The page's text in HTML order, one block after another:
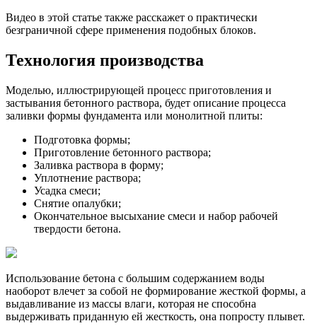
Видео в этой статье также расскажет о практически
безграничной сфере применения подобных блоков.
Технология производства
Моделью, иллюстрирующей процесс приготовления и
застывания бетонного раствора, будет описание процесса
заливки формы фундамента или монолитной плиты:
Подготовка формы;
Приготовление бетонного раствора;
Заливка раствора в форму;
Уплотнение раствора;
Усадка смеси;
Снятие опалубки;
Окончательное высыхание смеси и набор рабочей
твердости бетона.
Использование бетона с большим содержанием воды
наоборот влечет за собой не формирование жесткой формы, а
выдавливание из массы влаги, которая не способна
выдерживать приданную ей жесткость, она попросту плывет.